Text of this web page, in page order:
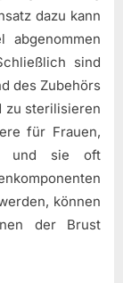
dazu kann
abgenommen
sind
des Zubehörs
zu sterilisieren
für Frauen,
und sie oft
können
der Brust